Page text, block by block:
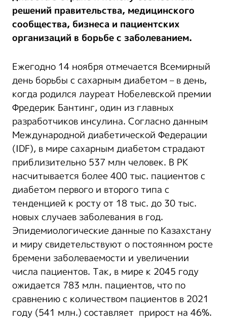
решений правительства, медицинского
сообщества, бизнеса и пациентских
организаций в борьбе с заболеванием.
Ежегодно 14 ноября отмечается Всемирный
день борьбы с сахарным диабетом – в день,
когда родился лауреат Нобелевской премии
Фредерик Бантинг, один из главных
разработчиков инсулина. Согласно данным
Международной диабетической Федерации
(IDF), в мире сахарным диабетом страдают
приблизительно 537 млн человек. В РК
насчитывается более 400 тыс. пациентов с
диабетом первого и второго типа с
тенденцией к росту от 18 тыс. до 30 тыс.
новых случаев заболевания в год.
Эпидемиологические данные по Казахстану
и миру свидетельствуют о постоянном росте
бремени заболеваемости и увеличении
числа пациентов. Так, в мире к 2045 году
ожидается 783 млн. пациентов, что по
сравнению с количеством пациентов в 2021
году (541 млн.) составляет прирост на 46%.